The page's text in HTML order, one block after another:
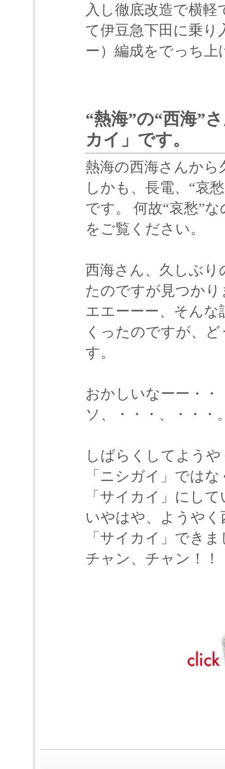
入し徹底改造で横
て伊豆急下田に乗り
ー）編成をでっち
“熱海”の“西海”
カイ」です。
熱海の西海さんか
しかも、長電、“哀
です。 何故“哀愁”
をご覧ください。
西海さん、久しぶ
たのですが見つかり
エエーーー、そん
くったのですが、
す。
おかしいなーー・・
ソ、・・・、・・・
しばらくしてよう
「ニシガイ」では
「サイカイ」にし
いやはや、ようや
「サイカイ」でき
チャン、チャン！！